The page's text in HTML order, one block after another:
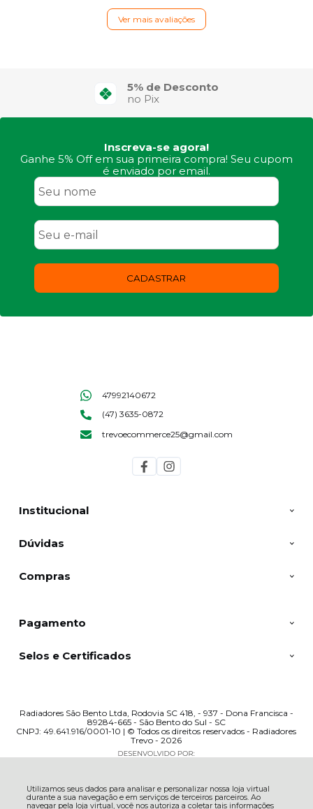
Utilizamos seus dados para analisar e personalizar nossa loja virtual
durante a sua navegação e em serviços de terceiros parceiros. Ao
navegar pela loja virtual, você nos autoriza a coletar tais informações
Ver mais avaliações
5% de Desconto
no Pix
Inscreva-se agora!
Ganhe 5% Off em sua primeira compra! Seu cupom
é enviado por email.
CADASTRAR
Institucional
Dúvidas
Compras
47992140672
(47) 3635-0872
trevoecommerce25@gmail.com
Pagamento
Selos e Certificados
Radiadores São Bento Ltda, Rodovia SC 418, - 937 - Dona Francisca -
89284-665 - São Bento do Sul - SC
CNPJ: 49.641.916/0001-10 | © Todos os direitos reservados - Radiadores
Trevo - 2026